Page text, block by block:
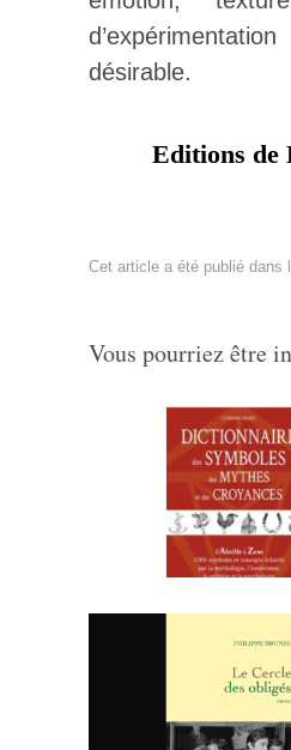
désirable.
Editions
Cet article a été publié dans
Vous pourriez être